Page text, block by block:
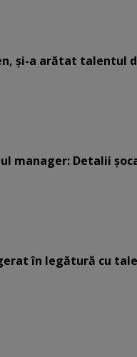
şi-a arătat talentul
manager: Detalii
în legătură cu